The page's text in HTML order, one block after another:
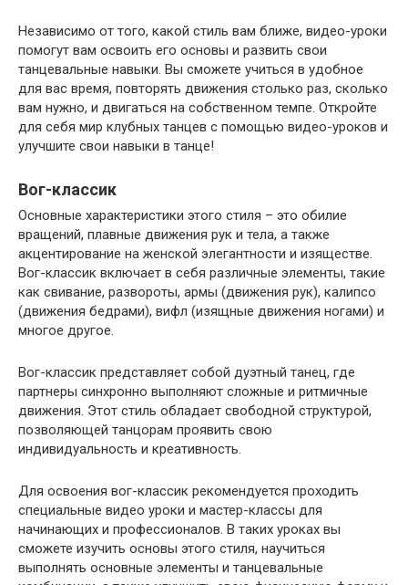
Независимо от того, какой стиль вам ближе, видео-уроки
помогут вам освоить его основы и развить свои
танцевальные навыки. Вы сможете учиться в удобное
для вас время, повторять движения столько раз, сколько
вам нужно, и двигаться на собственном темпе. Откройте
для себя мир клубных танцев с помощью видео-уроков и
улучшите свои навыки в танце!
Вог-классик
Основные характеристики этого стиля – это обилие
вращений, плавные движения рук и тела, а также
акцентирование на женской элегантности и изяществе.
Вог-классик включает в себя различные элементы, такие
как свивание, развороты, армы (движения рук), калипсо
(движения бедрами), вифл (изящные движения ногами) и
многое другое.
Вог-классик представляет собой дуэтный танец, где
партнеры синхронно выполняют сложные и ритмичные
движения. Этот стиль обладает свободной структурой,
позволяющей танцорам проявить свою
индивидуальность и креативность.
Для освоения вог-классик рекомендуется проходить
специальные видео уроки и мастер-классы для
начинающих и профессионалов. В таких уроках вы
сможете изучить основы этого стиля, научиться
выполнять основные элементы и танцевальные